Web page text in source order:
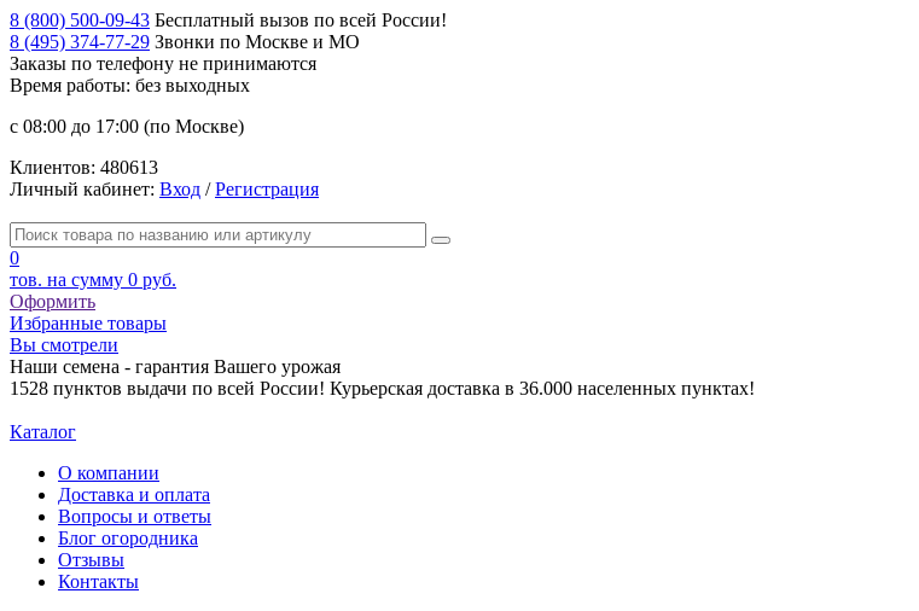
8 (800) 500-09-43 Бесплатный вызов по всей России!
8 (495) 374-77-29 Звонки по Москве и МО
Заказы по телефону не принимаются
Время работы: без выходных
с 08:00 до 17:00 (по Москве)
Клиентов: 480613
Личный кабинет: Вход /Регистрация
0
тов. на сумму 0 руб.
Оформить
Избранные товары
Вы смотрели
Наши семена - гарантия Вашего урожая
1528 пунктов выдачи по всей России! Курьерская доставка в 36.000 населенных пунктах!
Каталог
О компании
Доставка и оплата
Вопросы и ответы
Блог огородника
Отзывы
Контакты